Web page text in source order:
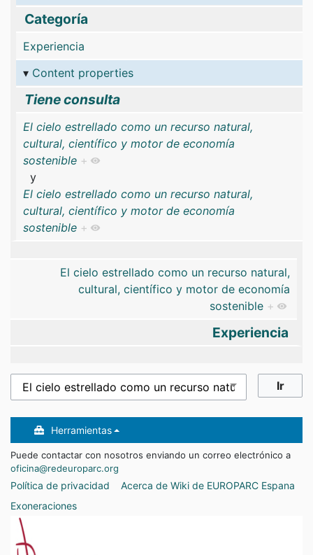
Categoría
Experiencia
Content properties
Tiene consulta
El cielo estrellado como un recurso natural,
cultural, científico y motor de economía
sostenible +
y
El cielo estrellado como un recurso natural,
cultural, científico y motor de economía
sostenible +
El cielo estrellado como un recurso natural,
cultural, científico y motor de economía
sostenible +
Experiencia
Herramientas
Puede contactar con nosotros enviando un correo electrónico a
oficina@redeuroparc.org
Política de privacidad
Acerca de Wiki de EUROPARC Espana
Exoneraciones